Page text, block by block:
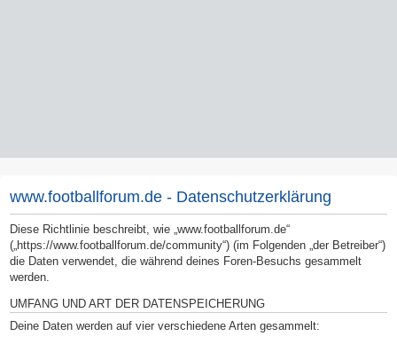
www.footballforum.de - Datenschutzerklärung
Diese Richtlinie beschreibt, wie „www.footballforum.de“
(„https://www.footballforum.de/community“) (im Folgenden „der Betreiber“)
die Daten verwendet, die während deines Foren-Besuchs gesammelt
werden.
UMFANG UND ART DER DATENSPEICHERUNG
Deine Daten werden auf vier verschiedene Arten gesammelt: